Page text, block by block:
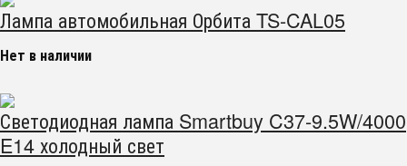
Лампа автомобильная Орбита TS-CAL05
Нет в наличии
Светодиодная лампа Smartbuy C37-9.5W/4000
E14 холодный свет